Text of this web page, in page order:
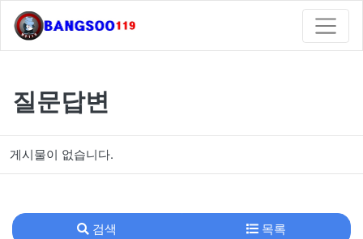
질문답변
게시물이 없습니다.
검색 목록